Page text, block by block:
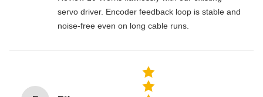
servo driver. Encoder feedback loop is stable and
noise-free even on long cable runs.